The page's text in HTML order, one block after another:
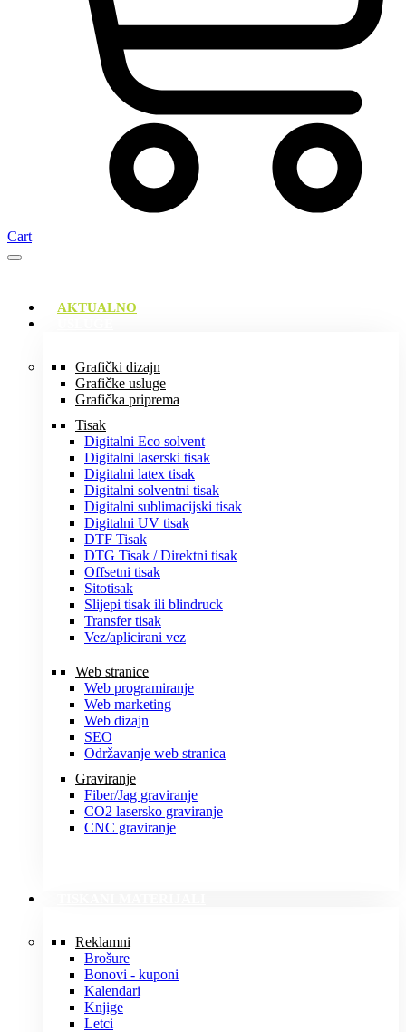
Cart
AKTUALNO
Grafički dizajn
Grafičke usluge
Grafička priprema
Tisak
Digitalni Eco solvent
Digitalni laserski tisak
Digitalni latex tisak
Digitalni solventni tisak
Digitalni sublimacijski tisak
Digitalni UV tisak
DTF Tisak
DTG Tisak / Direktni tisak
Offsetni tisak
Sitotisak
Slijepi tisak ili blindruck
Transfer tisak
Vez/aplicirani vez
Web stranice
Web programiranje
Web marketing
Web dizajn
SEO
Održavanje web stranica
Graviranje
Fiber/Jag graviranje
CO2 lasersko graviranje
CNC graviranje
Reklamni
Brošure
Bonovi - kuponi
Kalendari
Knjige
Letci